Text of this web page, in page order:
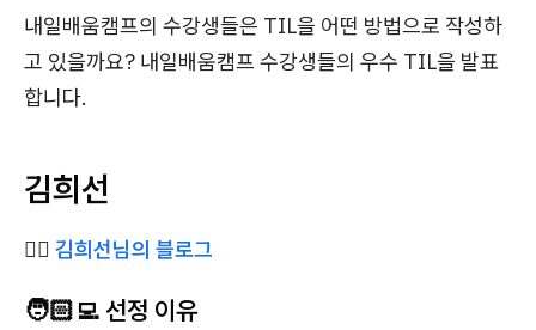
내일배움캠프의 수강생들은 TIL을 어떤 방법으로 작성하
고 있을까요? 내일배움캠프 수강생들의 우수 TIL을 발표
합니다.
김희선
✍🏻 김희선님의 블로그
🧑🏻‍💻 선정 이유